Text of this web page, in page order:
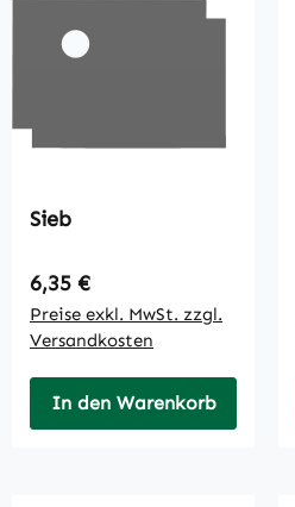
Sieb
Regulärer Preis:
6,35 €
Preise exkl. MwSt. zzgl.
Versandkosten
In den Warenkorb